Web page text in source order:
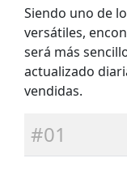
Siendo uno de
versátiles,
será más
actualizado
vendidas.
#01